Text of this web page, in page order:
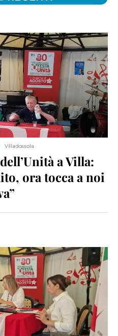
Villadossola
a Villa:
ora tocca a noi